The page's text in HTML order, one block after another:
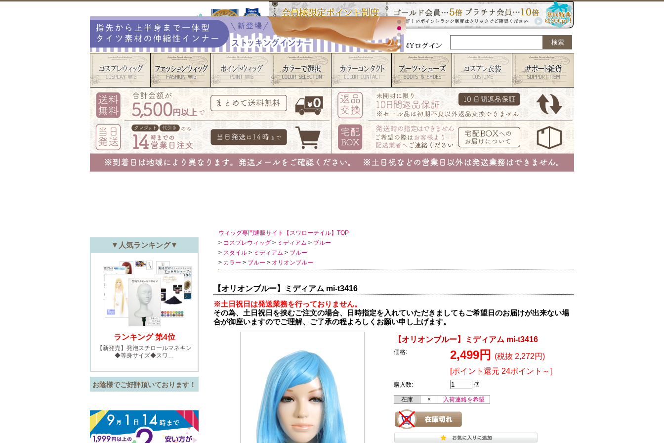
ウィッグ専門通販サイト【スワローテイル】TOP
> コスプレウィッグ > ミディアム > ブルー
> スタイル > ミディアム > ブルー
> カラー > ブルー > オリオンブルー
【オリオンブルー】ミディアム mi-t3416
※土日祝日は発送業務を行っておりません。
その為、土日祝日を挟むご注文の場合、日時指定を入れていただきましてもご希望日のお届けが出来ない場
合が御座いますのでご理解、ご了承の程よろしくお願い申し上げます。
【オリオンブルー】ミディアム mi-t3416
価格: 2,499円
(税抜 2,272円)
[ポイント還元 24ポイント～]
購入数: 個
在庫 × 入荷連絡を希望